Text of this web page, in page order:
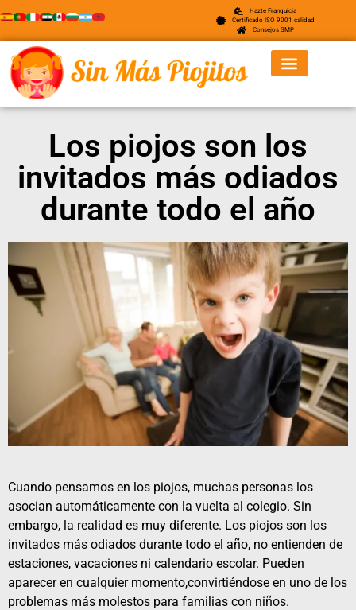
Hazte Franquicia
Certificado ISO 9001 calidad
Consejos SMP
Los piojos son los
invitados más odiados
durante todo el año
Cuando pensamos en los piojos, muchas personas los
asocian automáticamente con la vuelta al colegio. Sin
embargo, la realidad es muy diferente. Los piojos son los
invitados más odiados durante todo el año, no entienden de
estaciones, vacaciones ni calendario escolar. Pueden
aparecer en cualquier momento,convirtiéndose en uno de los
problemas más molestos para familias con niños.